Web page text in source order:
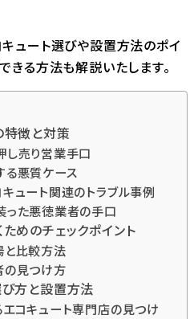
ュート選びや設置方法のポイ
きる方法も解説いたします。
特徴と対策
売り営業手口
悪質ケース
ュート関連のトラブル事例
た悪徳業者の手口
めのチェックポイント
と比較方法
の見つけ方
方と設置方法
コキュート専門店の見つけ